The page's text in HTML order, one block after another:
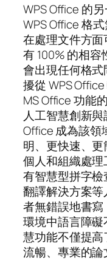
WPS Office 的
WPS Office 格
在處理文件方
有 100% 的相
會出現任何格
擾從 WPS
MS Office 功能
人工智慧創新
Office 成為該領
明、更快速、
個人和組織處理
有智慧型拼字檢
翻譯解決方案
者無錯誤地書
環境中語言障
慧功能不僅提
流暢、專業的論